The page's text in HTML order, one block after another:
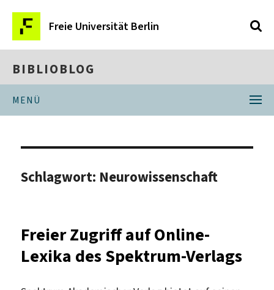
Freie Universität Berlin
BIBLIOBLOG
MENÜ
Schlagwort: Neurowissenschaft
Freier Zugriff auf Online-
Lexika des Spektrum-Verlags